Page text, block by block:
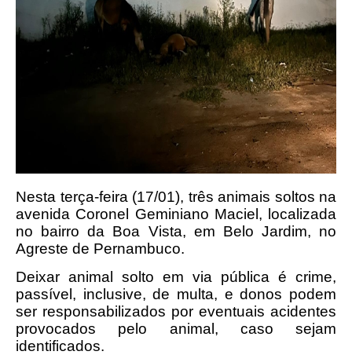
Nesta terça-feira (17/01), três animais soltos na
avenida Coronel Geminiano Maciel, localizada
no bairro da Boa Vista, em Belo Jardim, no
Agreste de Pernambuco.
Deixar animal solto em via pública é crime,
passível, inclusive, de multa, e donos podem
ser responsabilizados por eventuais acidentes
provocados pelo animal, caso sejam
identificados.